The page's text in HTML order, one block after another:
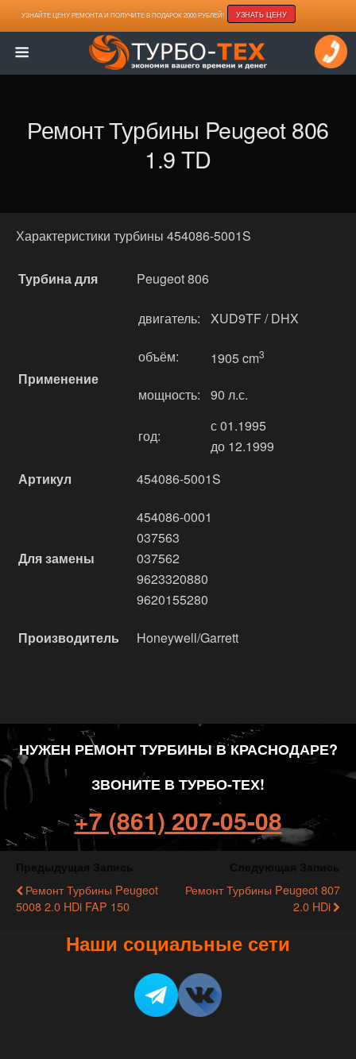
УЗНАЙТЕ ЦЕНУ РЕМОНТА И ПОЛУЧИТЕ В ПОДАРОК 2000 РУБЛЕЙ! УЗНАТЬ ЦЕНУ
Ремонт Турбины Peugeot 806
1.9 TD
Характеристики турбины 454086-5001S
Турбина для Peugeot 806
Применение
двигатель: XUD9TF / DHX
объём: 1905 cm3
мощность: 90 л.с.
год:
с 01.1995
до 12.1999
Артикул
454086-5001S
Для замены
454086-0001
037563
037562
9623320880
9620155280
Производитель Honeywell/Garrett
НУЖЕН РЕМОНТ ТУРБИНЫ В КРАСНОДАРЕ?
ЗВОНИТЕ В ТУРБО-ТЕХ!
+7 (861) 207-05-08
Ремонт Турбины Peugeot
5008 2.0 HDi FAP 150
Ремонт Турбины Peugeot 807
2.0 HDi
Наши социальные сети